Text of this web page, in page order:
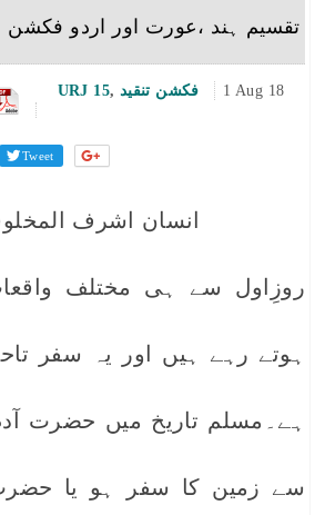
تقسیم ہند ،عورت اور اردو فکشن
URJ 15, فکشن تنقید 1 Aug 18
Tweet
انسان اشرف
روزِاول سے ہی مختلف
ہوتے رہے ہیں اور یہ سفر
ہے۔مسلم تاریخ میں حضرت
سے زمین کا سفر ہو یا